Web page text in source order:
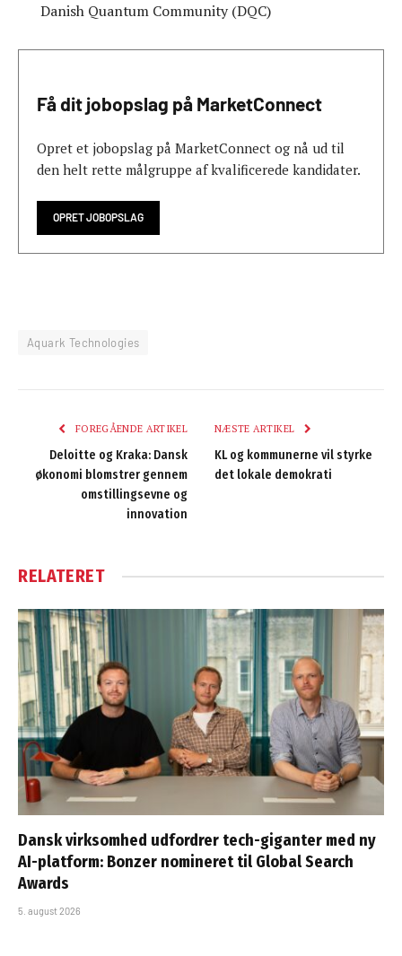
Danish Quantum Community (DQC)
Få dit jobopslag på MarketConnect
Opret et jobopslag på MarketConnect og nå ud til
den helt rette målgruppe af kvalificerede kandidater.
OPRET JOBOPSLAG
Aquark Technologies
FOREGÅENDE ARTIKEL
Deloitte og Kraka: Dansk
økonomi blomstrer gennem
omstillingsevne og
innovation
NÆSTE ARTIKEL
KL og kommunerne vil styrke
det lokale demokrati
RELATERET
Dansk virksomhed udfordrer tech-giganter med ny
AI-platform: Bonzer nomineret til Global Search
Awards
5. august 2026